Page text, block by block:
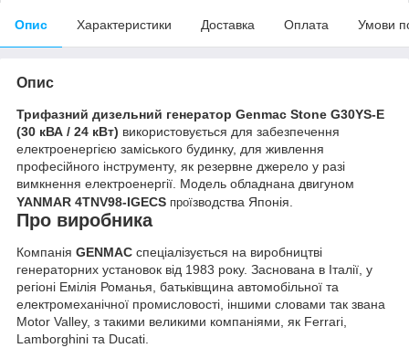
Опис Характеристики Доставка Оплата Умови
Опис
Трифазний дизельний генератор Genmac Stone G30YS-E
(30 кВА / 24 кВт) використовується для забезпечення
електроенергією заміського будинку, для живлення
професійного інструменту, як резервне джерело у разі
вимкнення електроенергії. Модель обладнана двигуном
YANMAR 4TNV98-IGECS проїзводства Японія
Про виробника
Компанія GENMAC спеціалізується на виробництві
генераторних установок від 1983 року. Заснована в Італії, у
регіоні Емілія Романья, батьківщина автомобільної та
електромеханічної промисловості, іншими словами так звана
Motor Valley, з такими великими компаніями, як Ferrari,
Lamborghini та Ducati.